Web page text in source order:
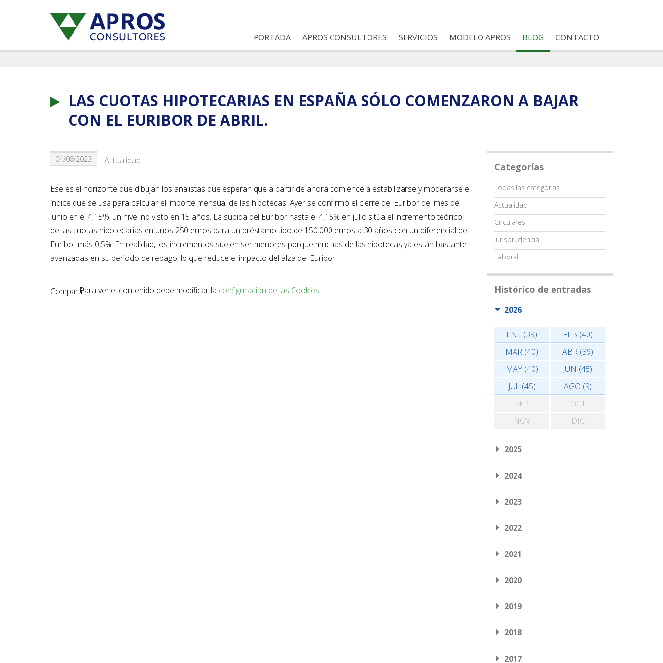
PORTADA APROS CONSULTORES SERVICIOS MODELO APROS BLOG CONTACTO
LAS CUOTAS HIPOTECARIAS EN ESPAÑA SÓLO COMENZARON A BAJAR
CON EL EURIBOR DE ABRIL.
04/08/2023 Actualidad
Ese es el horizonte que dibujan los analistas que esperan que a partir de ahora comience a estabilizarse y moderarse el
índice que se usa para calcular el importe mensual de las hipotecas. Ayer se confirmó el cierre del Euribor del mes de
junio en el 4,15%, un nivel no visto en 15 años. La subida del Euribor hasta el 4,15% en julio sitúa el incremento teórico
de las cuotas hipotecarias en unos 250 euros para un préstamo tipo de 150.000 euros a 30 años con un diferencial de
Euribor más 0,5%. En realidad, los incrementos suelen ser menores porque muchas de las hipotecas ya están bastante
avanzadas en su periodo de repago, lo que reduce el impacto del alza del Euribor.
Compartir:Para ver el contenido debe modificar la configuración de las Cookies.
Categorías
Categoría
Todas las categorías
Actualidad
Circulares
Jurisprudencia
Laboral
Histórico de entradas
2026
ENE (39)
FEB (40)
MAR (40)
ABR (39)
MAY (40)
JUN (45)
JUL (45)
AGO (9)
SEP
OCT
NOV
DIC
2025
2024
2023
2022
2021
2020
2019
2018
2017